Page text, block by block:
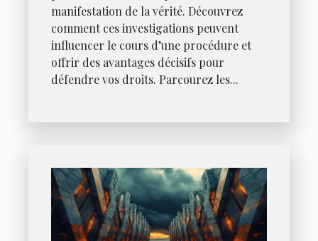
manifestation de la vérité. Découvrez
comment ces investigations peuvent
influencer le cours d’une procédure et
offrir des avantages décisifs pour
défendre vos droits. Parcourez les...